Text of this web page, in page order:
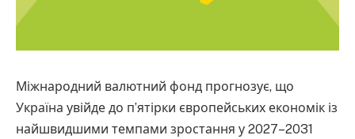
Міжнародний валютний фонд прогнозує, що
Україна увійде до п’ятірки європейських економік із
найшвидшими темпами зростання у 2027–2031